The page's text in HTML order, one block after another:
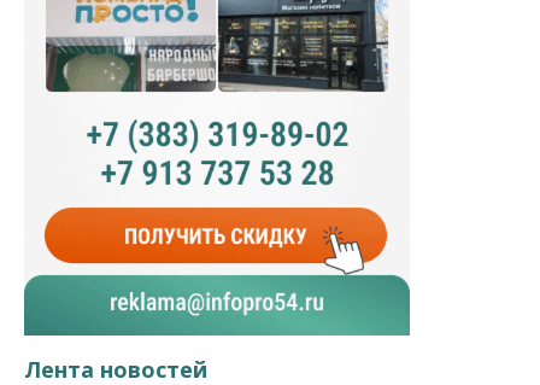
Лента новостей